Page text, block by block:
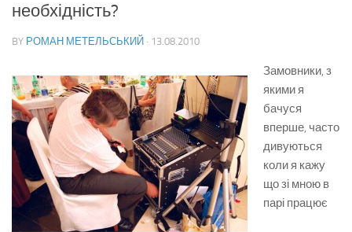
необхідність?
BY РОМАН МЕТЕЛЬСЬКИЙ · 13.08.2010
Замовники, з
якими я
бачуся
вперше, часто
дивуються
коли я кажу
що зі мною в
парі працює